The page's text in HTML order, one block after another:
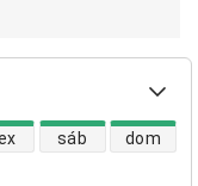
sáb dom